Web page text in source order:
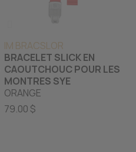
IM BRACSLOR
BRACELET SLICK EN
CAOUTCHOUC POUR LES
MONTRES SYE
ORANGE
79.00 $